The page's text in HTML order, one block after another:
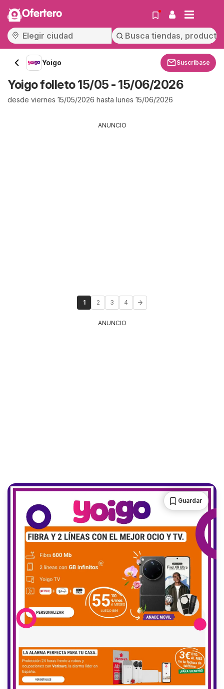
Ofertero
Yoigo Suscríbase
Yoigo folleto 15/05 - 15/06/2026
desde viernes 15/05/2026 hasta lunes 15/06/2026
ANUNCIO
1 2 3 4
ANUNCIO
Guardar